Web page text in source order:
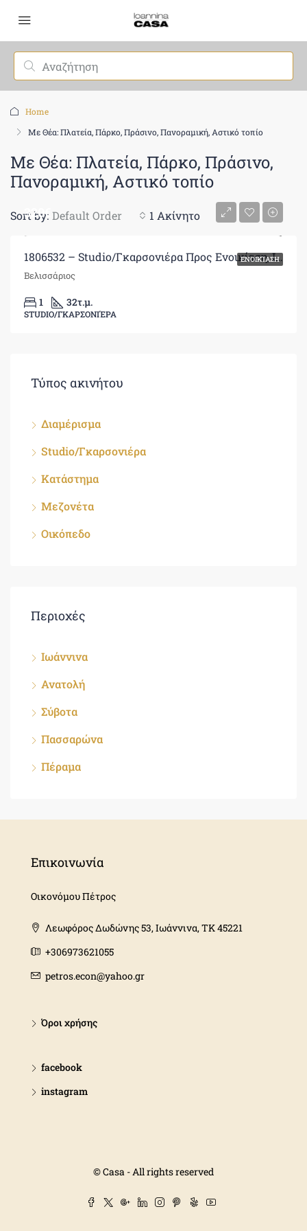
Home
Με Θέα: Πλατεία, Πάρκο, Πράσινο, Πανοραμική, Αστικό τοπίο
Με Θέα: Πλατεία, Πάρκο, Πράσινο,
Πανοραμική, Αστικό τοπίο
1 Ακίνητο
Sort by: Default Order
ΕΝΟΙΚΊΑΣΗ
320€
1806532 – Studio/Γκαρσονιέρα Προς Ενοικίαση, Ιωάννινα, 32 τ.μ., €320
Βελισσάριος
1 32τ.μ.
STUDIO/ΓΚΑΡΣΟΝΙΈΡΑ
Τύπος ακινήτου
Διαμέρισμα
Studio/Γκαρσονιέρα
Κατάστημα
Μεζονέτα
Οικόπεδο
Περιοχές
Ιωάννινα
Ανατολή
Σύβοτα
Πασσαρώνα
Πέραμα
Επικοινωνία
Οικονόμου Πέτρος
Λεωφόρος Δωδώνης 53, Ιωάννινα, ΤΚ 45221
+306973621055
petros.econ@yahoo.gr
Όροι χρήσης
facebook
instagram
© Casa - All rights reserved